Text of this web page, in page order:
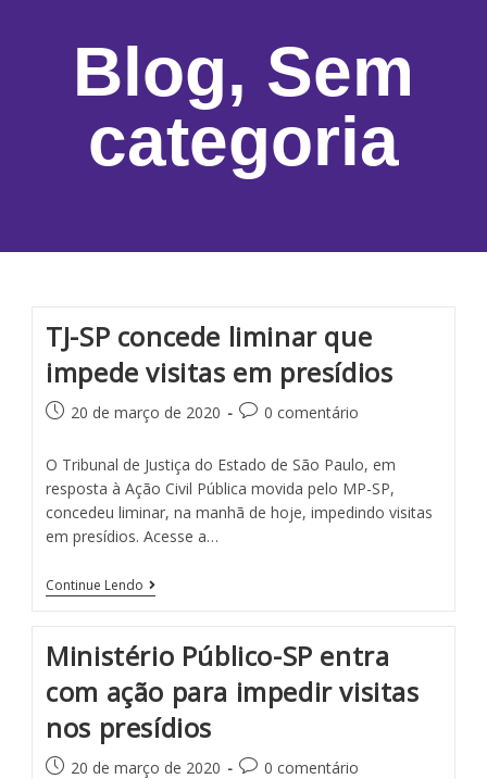
Blog, Sem
categoria
TJ-SP concede liminar que
impede visitas em presídios
20 de março de 2020 0 comentário
O Tribunal de Justiça do Estado de São Paulo, em
resposta à Ação Civil Pública movida pelo MP-SP,
concedeu liminar, na manhã de hoje, impedindo visitas
em presídios. Acesse a…
Continue Lendo
Ministério Público-SP entra
com ação para impedir visitas
nos presídios
20 de março de 2020 0 comentário